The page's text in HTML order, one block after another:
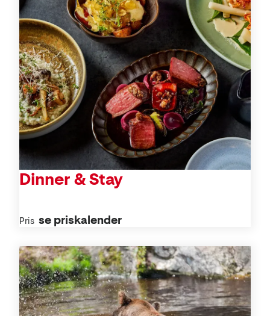
Dinner & Stay
Pris se priskalender